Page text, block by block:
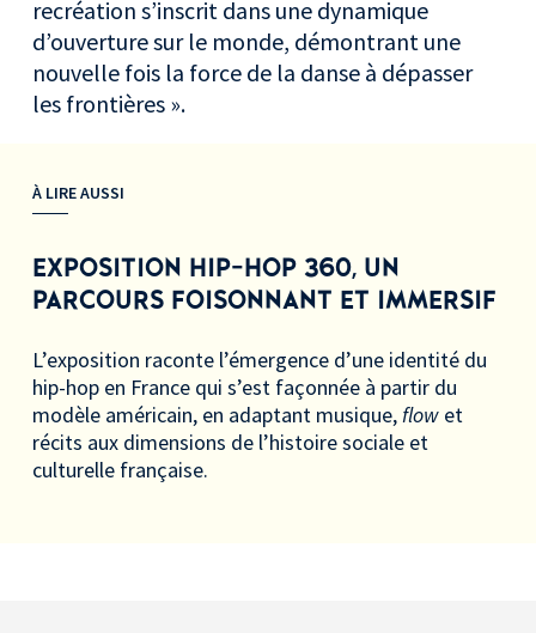
recréation s’inscrit dans une dynamique
d’ouverture sur le monde, démontrant une
nouvelle fois la force de la danse à dépasser
les frontières ».
À LIRE AUSSI
EXPOSITION HIP-HOP 360, UN
PARCOURS FOISONNANT ET IMMERSIF
L’exposition raconte l’émergence d’une identité du
hip-hop en France qui s’est façonnée à partir du
modèle américain, en adaptant musique,flow et
récits aux dimensions de l’histoire sociale et
culturelle française.